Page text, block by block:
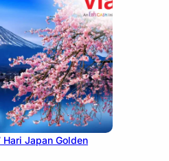
Japan Golden